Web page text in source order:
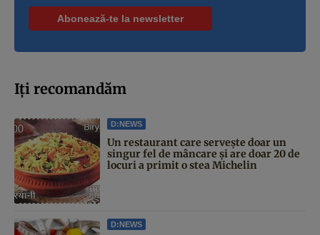
Iți recomandăm
D:NEWS
Un restaurant care servește doar un
singur fel de mâncare și are doar 20 de
locuri a primit o stea Michelin
D:NEWS